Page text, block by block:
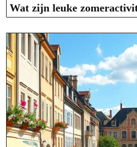
Wat zijn leuke